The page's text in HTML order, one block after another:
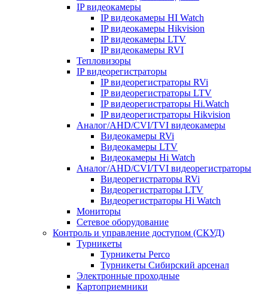
IP видеокамеры
IP видеокамеры HI Watch
IP видеокамеры Hikvision
IP видеокамеры LTV
IP видеокамеры RVI
Тепловизоры
IP видеорегистраторы
IP видеорегистраторы RVi
IP видеорегистраторы LTV
IP видеорегистраторы Hi.Watch
IP видеорегистраторы Hikvision
Аналог/AHD/CVI/TVI видеокамеры
Видеокамеры RVi
Видеокамеры LTV
Видеокамеры Hi Watch
Аналог/AHD/CVI/TVI видеорегистраторы
Видеорегистраторы RVi
Видеорегистраторы LTV
Видеорегистраторы Hi Watch
Мониторы
Сетевое оборудование
Контроль и управление доступом (СКУД)
Турникеты
Турникеты Perco
Турникеты Сибирский арсенал
Электронные проходные
Картоприемники